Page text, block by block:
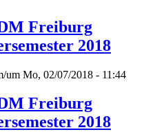
Freiburg
2018
um Mo, 02/07/2018 - 11:44
Freiburg
2018